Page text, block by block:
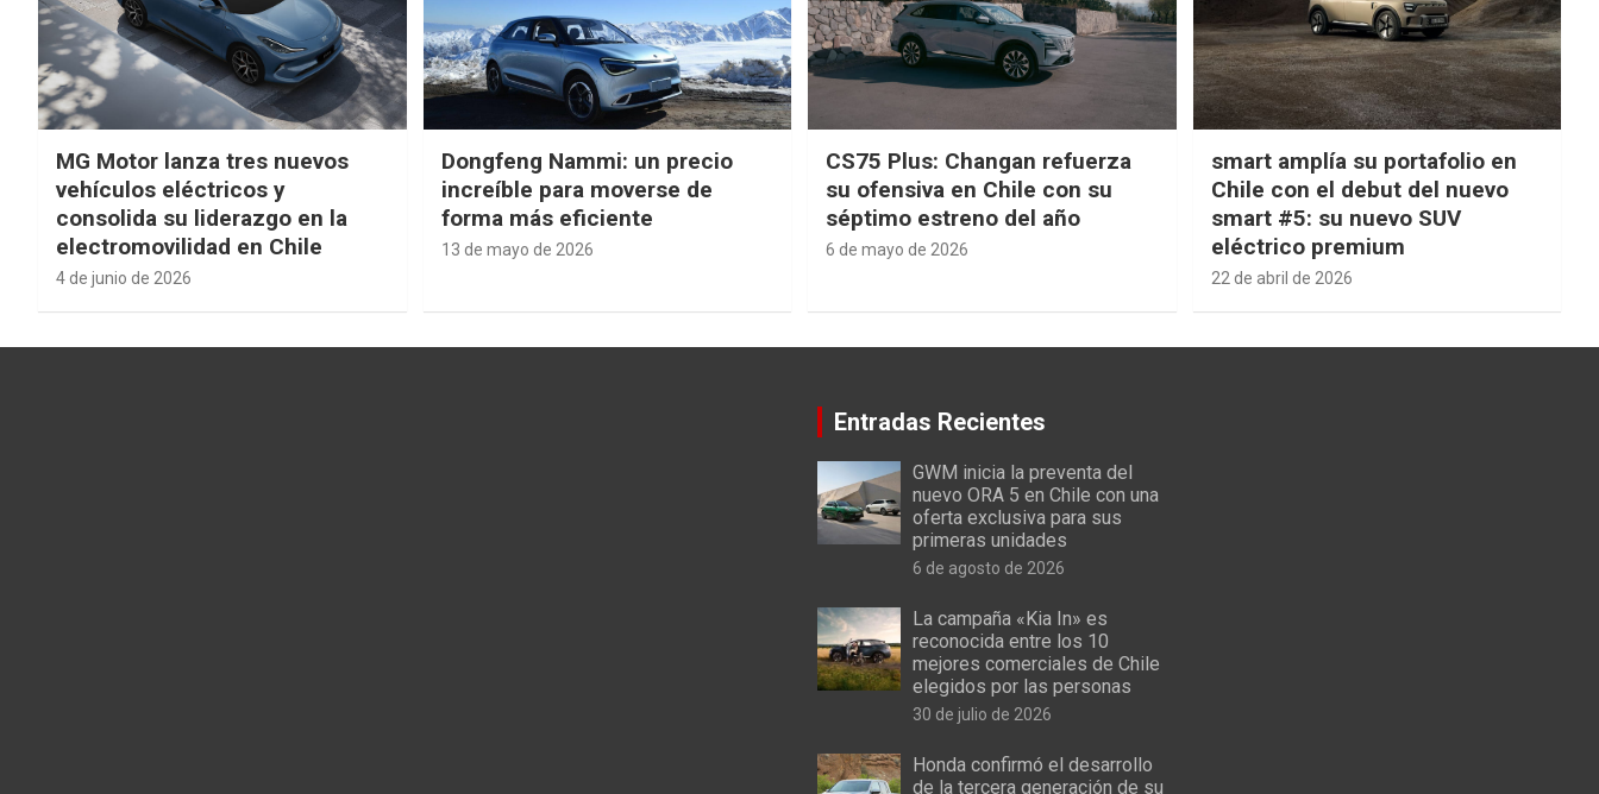
MG Motor lanza tres nuevos
vehículos eléctricos y
consolida su liderazgo en la
electromovilidad en Chile
4 de junio de 2026
Dongfeng Nammi: un precio
increíble para moverse de
forma más eficiente
13 de mayo de 2026
CS75 Plus: Changan refuerza
su ofensiva en Chile con su
séptimo estreno del año
6 de mayo de 2026
smart amplía su portafolio en
Chile con el debut del nuevo
smart #5: su nuevo SUV
eléctrico premium
22 de abril de 2026
Entradas Recientes
GWM inicia la preventa del
nuevo ORA 5 en Chile con una
oferta exclusiva para sus
primeras unidades
6 de agosto de 2026
La campaña «Kia In» es
reconocida entre los 10
mejores comerciales de Chile
elegidos por las personas
30 de julio de 2026
Honda confirmó el desarrollo
de la tercera generación de su